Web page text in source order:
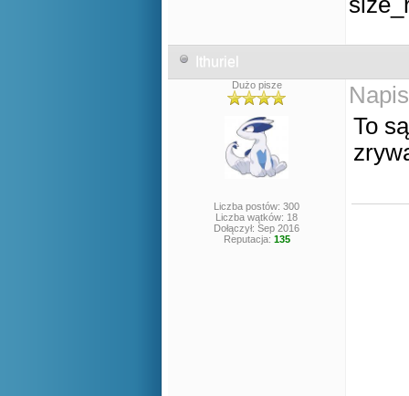
Ithuriel
Dużo pisze
Liczba postów: 300
Liczba wątków: 18
Dołączył: Sep 2016
Reputacja: 135
To